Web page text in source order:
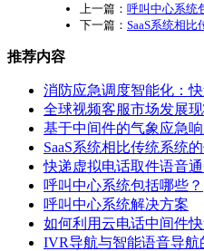
上一篇： 呼叫中心系统
下一篇： SaaS系统相
推荐内容
消防应急调度智能化：
全球视频客服市场发展
基于中间件的气象应急
SaaS系统相比传统系统
快递虚拟电话取件语音
呼叫中心系统包括哪些？
呼叫中心系统解决方案
如何利用云电话中间件
IVR导航与智能语音导航